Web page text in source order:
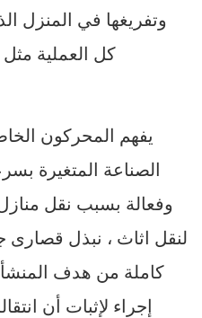
وتفريغها في
كل العملية
يفهم المحركون
الصناعة المتغيرة
وفعالة بسبب نقل
لنقل اثاث ، نبذل قصارى
كاملة من هدف
إجراء لإثبات أن